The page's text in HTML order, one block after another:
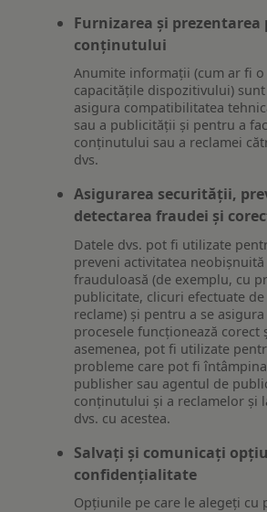
Furnizarea și
conținutului
Anumite informații (cum ar fi o
capacitățile dispozitivului)
asigura compatibilitatea
sau a publicității și pentru a
conținutului sau a reclamei
dvs.
Asigurarea securității,
detectarea fraudei și
Datele dvs. pot fi utilizate
preveni activitatea
frauduloasă (de exemplu, cu
publicitate, clicuri efectuate
reclame) și pentru a se
procesele funcționează corect
asemenea, pot fi utilizate
probleme care pot fi
publisher sau agentul de
conținutului și a reclamelor și
dvs. cu acestea.
Salvați și comunicați
confidențialitate
Opțiunile pe care le alegeți cu